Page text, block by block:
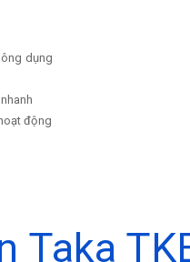
dụng
động
Taka